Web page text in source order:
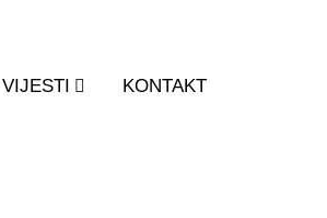
VIJESTI KONTAKT